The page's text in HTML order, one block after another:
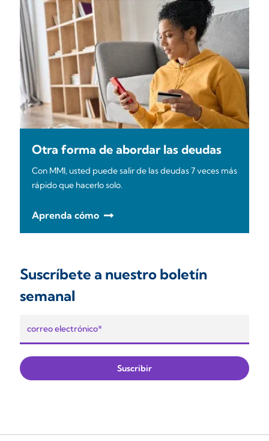
Otra forma de abordar las deudas
Con MMI, usted puede salir de las deudas 7 veces más
rápido que hacerlo solo.
Aprenda cómo
Suscríbete a nuestro boletín
semanal